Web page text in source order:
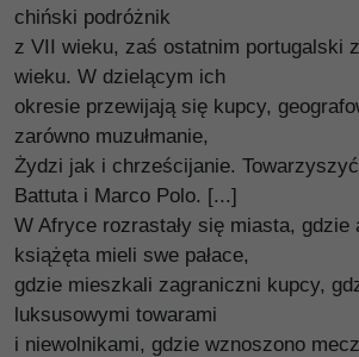
chiński podróżnik
z VII wieku, zaś ostatnim portugalski
wieku. W dzielącym ich
okresie przewijają się kupcy,
zarówno muzułmanie,
Żydzi jak i chrześcijanie.
Battuta i Marco Polo. [...]
W Afryce rozrastały się miasta, gdzie
książęta mieli swe pałace,
gdzie mieszkali zagraniczni kupcy,
luksusowymi towarami
i niewolnikami, gdzie wznoszono